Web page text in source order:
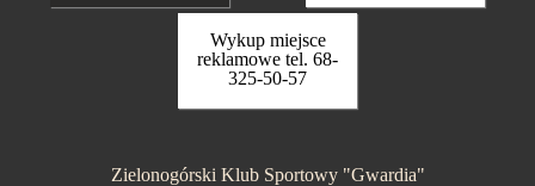
Wykup miejsce
reklamowe tel. 68-
325-50-57
Zielonogórski Klub Sportowy "Gwardia"